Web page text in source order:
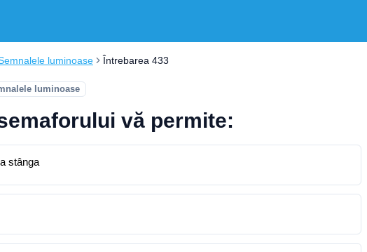
luminoase Întrebarea 433
luminoase
vă permite:
stânga